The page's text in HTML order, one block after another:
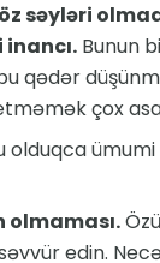
səyləri
Bunun
qədər
çox
olduqca
olmaması.
edin.